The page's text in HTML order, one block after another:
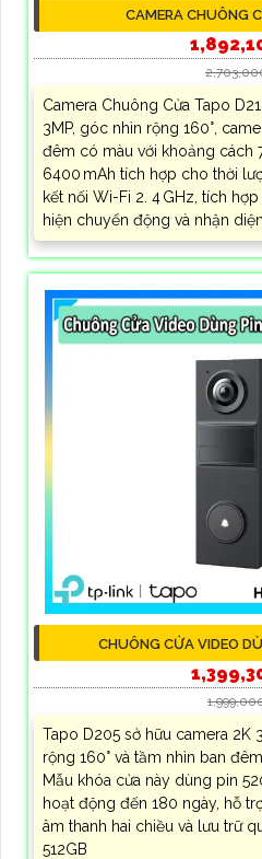
CAMERA CHUÔNG
Camera Chuông Cửa Tapo
3MP, góc nhìn rộng 160°,
đêm có màu với khoảng cách
6400 mAh tích hợp cho thời
kết nối Wi-Fi 2. 4 GHz, tích
hiện chuyển động và nhận
CHUÔNG CỬA VIDEO
Tapo D205 sở hữu camera 2K
rộng 160° và tầm nhìn ban
Mẫu khóa cửa này dùng pin
hoạt động đến 180 ngày, hỗ
âm thanh hai chiều và lưu trữ
512GB